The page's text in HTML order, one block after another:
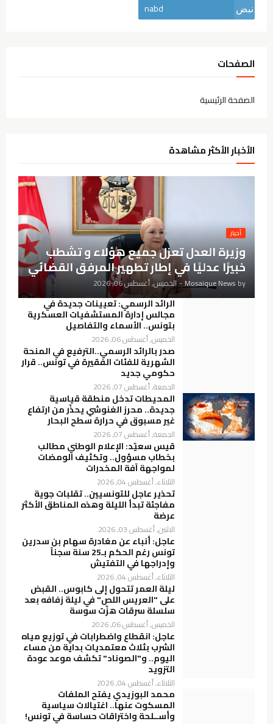
nabd
الصفحات
الصفحة الرئيسية
الأخبار الأكثر مشاهدة
أخبار
وزيرة العدل تعزل جميع هؤلاء و تشطب
خبيرًا عدليًا في إطار تطهير المرفق القضائي
by
Mosaique News
- الخميس, أغسطس 06, 2026
الرائد الرسمي: تعيينات جديدة في
مجالس إدارة المستشفيات العسكرية
بتونس.. الأسماء والتفاصيل
الخميس, أغسطس 06, 2026
صدر بالرائد الرسمي..الترفيع في المنحة
الشهرية للفئات الفقيرة في تونس.. قرار
حكومي جديد
الجمعة, أغسطس 07, 2026
المحيطات تدخل منطقة قياسية
جديدة.. محرز الغنوشي يحذّر من ارتفاع
غير مسبوق في حرارة سطح البحار
الجمعة, أغسطس 07, 2026
قيس سعيّد: الإعلام الوطني مطالب
بخطاب مسؤول.. وتكثيف الومضات
لمواجهة آفة المخدرات
الثلاثاء, أغسطس 04, 2026
تحذير عاجل للتونسيين.. تقلبات جوية
مفاجئة تبدأ الليلة وهذه المناطق الأكثر
عرضة
الاثنين, أغسطس 03, 2026
عاجل: أنباء عن مغادرة سهام بن سدرين
تونس رغم الحكم بـ25 سنة سجناً
وإدراجها في التفتيش
الثلاثاء, أغسطس 04, 2026
ليلة العمر تتحول إلى كابوس.. القبض
على "العريس اللص" في ليلة زفافه بعد
سلسلة سرقات هزّت سوسة
الخميس, أغسطس 06, 2026
عاجل: انقطاع واضطرابات في توزيع مياه
الشرب بثلاث معتمديات بداية من مساء
اليوم.. و"الصوناد" تكشف موعد عودة
التزويد
الثلاثاء, أغسطس 04, 2026
محمد البوزيدي يفتح الملفات
المسكوت عنها.. اغتيالات سياسية
وأســلحة واختراقات حساسة في تونس!